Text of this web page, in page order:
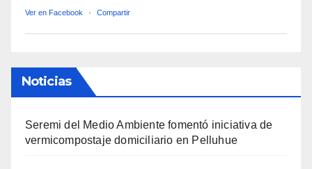
Ver en Facebook · Compartir
Noticias
Seremi del Medio Ambiente fomentó iniciativa de
vermicompostaje domiciliario en Pelluhue